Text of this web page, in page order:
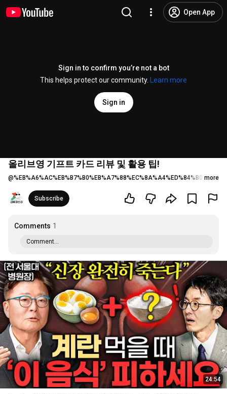
Open App
Sign in to confirm you’re not a bot
This helps protect our community.
Learn more
Sign in
올리브영 기프트 카드 리뷰 및 활용 팁!
@%EB%A6%AC%EB%B7%B0%EB%A7%88%EC%8A%A4%ED%84%B0-i9y 3
more
Subscribe
Comments 1
Comment...
24:54